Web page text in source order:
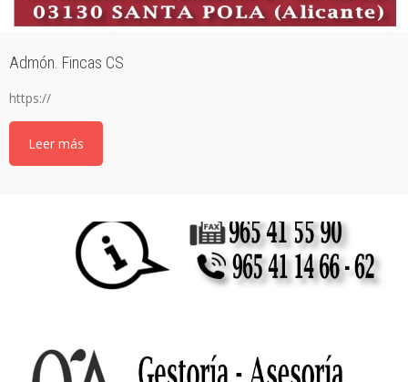
Admón. Fincas CS
https://
Leer más